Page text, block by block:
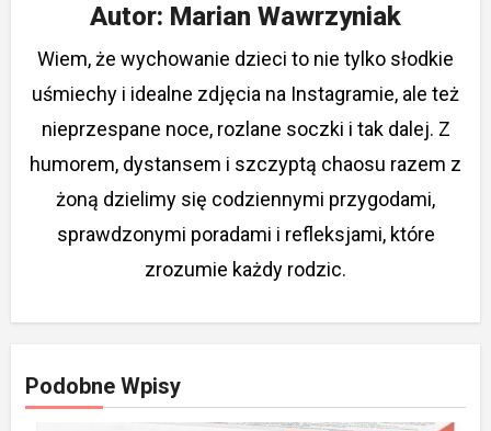
Autor: Marian Wawrzyniak
Wiem, że wychowanie dzieci to nie tylko słodkie
uśmiechy i idealne zdjęcia na Instagramie, ale też
nieprzespane noce, rozlane soczki i tak dalej. Z
humorem, dystansem i szczyptą chaosu razem z
żoną dzielimy się codziennymi przygodami,
sprawdzonymi poradami i refleksjami, które
zrozumie każdy rodzic.
Podobne Wpisy